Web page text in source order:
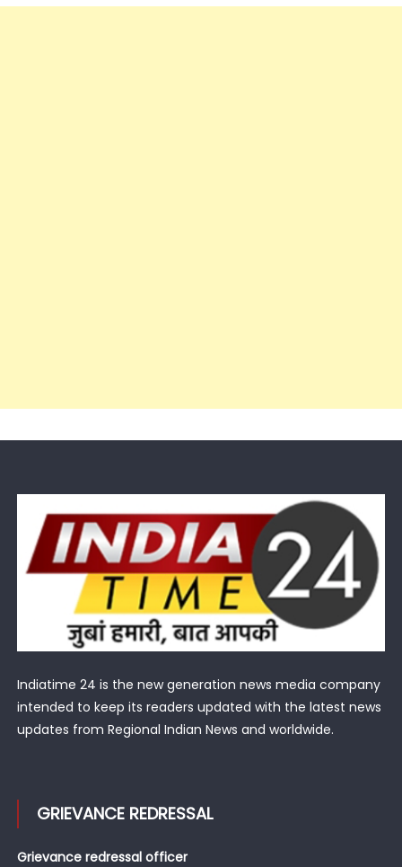
Indiatime 24 is the new generation news media company
intended to keep its readers updated with the latest news
updates from Regional Indian News and worldwide.
GRIEVANCE REDRESSAL
Grievance redressal officer